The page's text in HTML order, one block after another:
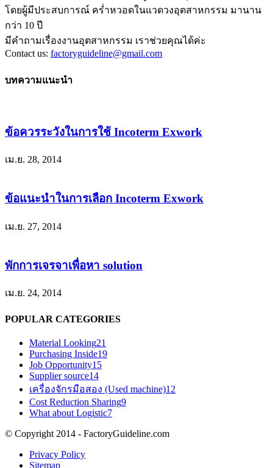
โดยผู้มีประสบการณ์ คร่ำหวอดในแวดวงอุตสาหกรรม มานาน
กว่า 10 ปี
มีคำถามเรื่องงานอุตสาหกรรม เราช่วยคุณได้ค่ะ
Contact us: factoryguideline@gmail.com
บทความแนะนำ
ข้อควรระวังในการใช้ Incoterm Exwork
เม.ย. 28, 2014
ข้อแนะนำในการเลือก Incoterm Exwork
เม.ย. 27, 2014
พักการเจรจาเพื่อหา solution
เม.ย. 24, 2014
POPULAR CATEGORIES
Material Looking21
Purchasing Inside19
Job Opportunity15
Supplier source14
เครื่องจักรมือสอง (Used machine)12
Cost Reduction Sharing9
What about Logistic7
© Copyright 2014 - FactoryGuideline.com
Privacy Policy
Sitemap